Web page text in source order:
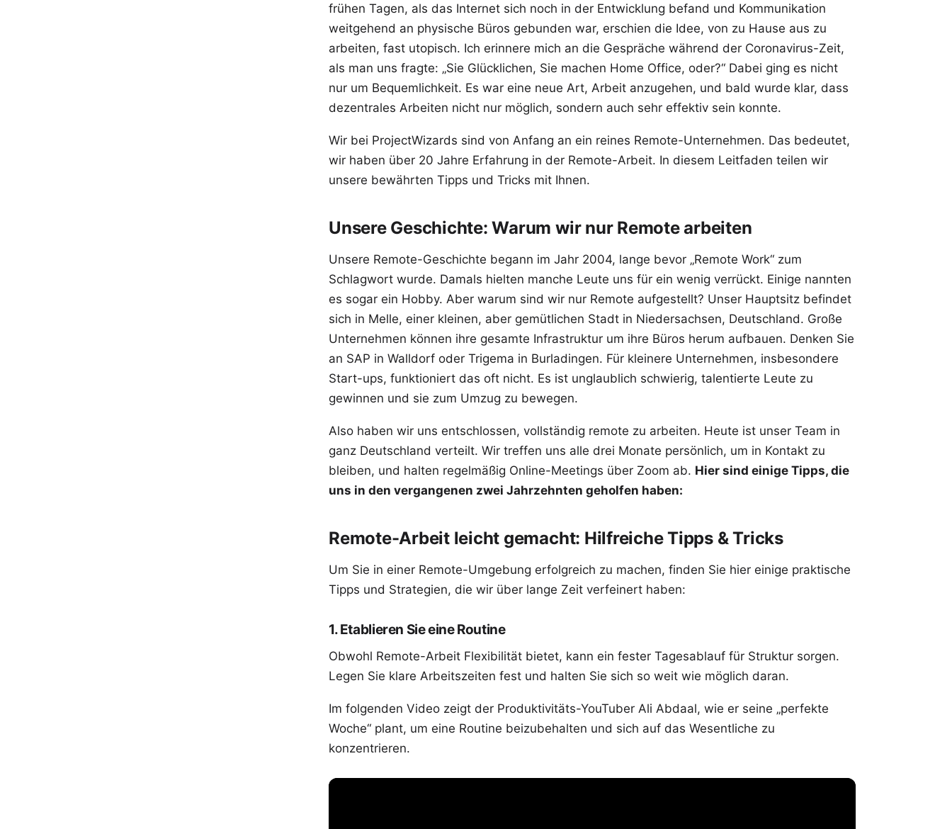
frühen Tagen, als das Internet sich noch in der Entwicklung befand und Kommunikation
weitgehend an physische Büros gebunden war, erschien die Idee, von zu Hause aus zu
arbeiten, fast utopisch. Ich erinnere mich an die Gespräche während der Coronavirus-Zeit,
als man uns fragte: „Sie Glücklichen, Sie machen Home Office, oder?“ Dabei ging es nicht
nur um Bequemlichkeit. Es war eine neue Art, Arbeit anzugehen, und bald wurde klar, dass
dezentrales Arbeiten nicht nur möglich, sondern auch sehr effektiv sein konnte.
Wir bei ProjectWizards sind von Anfang an ein reines Remote-Unternehmen. Das bedeutet,
wir haben über 20 Jahre Erfahrung in der Remote-Arbeit. In diesem Leitfaden teilen wir
unsere bewährten Tipps und Tricks mit Ihnen.
Unsere Geschichte: Warum wir nur Remote arbeiten
Unsere Remote-Geschichte begann im Jahr 2004, lange bevor „Remote Work“ zum
Schlagwort wurde. Damals hielten manche Leute uns für ein wenig verrückt. Einige nannten
es sogar ein Hobby. Aber warum sind wir nur Remote aufgestellt? Unser Hauptsitz befindet
sich in Melle, einer kleinen, aber gemütlichen Stadt in Niedersachsen, Deutschland. Große
Unternehmen können ihre gesamte Infrastruktur um ihre Büros herum aufbauen. Denken Sie
an SAP in Walldorf oder Trigema in Burladingen. Für kleinere Unternehmen, insbesondere
Start-ups, funktioniert das oft nicht. Es ist unglaublich schwierig, talentierte Leute zu
gewinnen und sie zum Umzug zu bewegen.
Also haben wir uns entschlossen, vollständig remote zu arbeiten. Heute ist unser Team in
ganz Deutschland verteilt. Wir treffen uns alle drei Monate persönlich, um in Kontakt zu
bleiben, und halten regelmäßig Online-Meetings über Zoom ab. Hier sind einige Tipps, die
uns in den vergangenen zwei Jahrzehnten geholfen haben:
Remote-Arbeit leicht gemacht: Hilfreiche Tipps & Tricks
Um Sie in einer Remote-Umgebung erfolgreich zu machen, finden Sie hier einige praktische
Tipps und Strategien, die wir über lange Zeit verfeinert haben:
1. Etablieren Sie eine Routine
Obwohl Remote-Arbeit Flexibilität bietet, kann ein fester Tagesablauf für Struktur sorgen.
Legen Sie klare Arbeitszeiten fest und halten Sie sich so weit wie möglich daran.
Im folgenden Video zeigt der Produktivitäts-YouTuber Ali Abdaal, wie er seine „perfekte
Woche“ plant, um eine Routine beizubehalten und sich auf das Wesentliche zu
konzentrieren.